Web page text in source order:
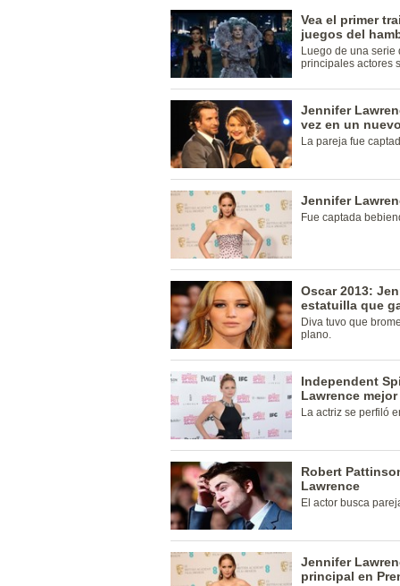
Vea el primer
juegos del
Luego de una
principales actores
Jennifer
vez en un
La pareja fue
Jennifer
Fue captada
Oscar 2013:
estatuilla que
Diva tuvo que
plano.
Independent
Lawrence
La actriz se perfiló
Robert
Lawrence
El actor busca
Jennifer
principal en